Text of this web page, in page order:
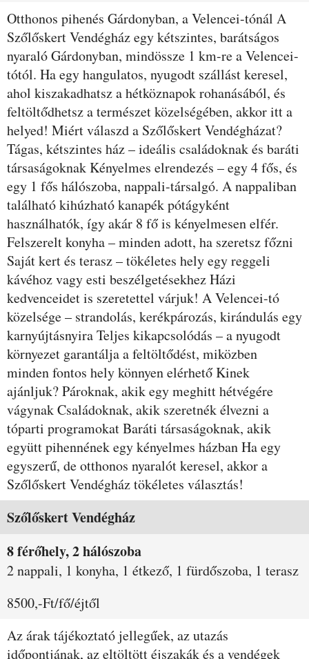
Leírás
Otthonos pihenés Gárdonyban, a Velencei-tónál A
Szőlőskert Vendégház egy kétszintes, barátságos
nyaraló Gárdonyban, mindössze 1 km-re a Velencei-
tótól. Ha egy hangulatos, nyugodt szállást keresel,
ahol kiszakadhatsz a hétköznapok rohanásából, és
feltöltődhetsz a természet közelségében, akkor itt a
helyed! Miért válaszd a Szőlőskert Vendégházat?
Tágas, kétszintes ház – ideális családoknak és baráti
társaságoknak Kényelmes elrendezés – egy 4 fős, és
egy 1 fős hálószoba, nappali-társalgó. A nappaliban
található kihúzható kanapék pótágyként
használhatók, így akár 8 fő is kényelmesen elfér.
Felszerelt konyha – minden adott, ha szeretsz főzni
Saját kert és terasz – tökéletes hely egy reggeli
kávéhoz vagy esti beszélgetésekhez Házi
kedvenceidet is szeretettel várjuk! A Velencei-tó
közelsége – strandolás, kerékpározás, kirándulás egy
karnyújtásnyira Teljes kikapcsolódás – a nyugodt
környezet garantálja a feltöltődést, miközben
minden fontos hely könnyen elérhető Kinek
ajánljuk? Pároknak, akik egy meghitt hétvégére
vágynak Családoknak, akik szeretnék élvezni a
tóparti programokat Baráti társaságoknak, akik
együtt pihennének egy kényelmes házban Ha egy
egyszerű, de otthonos nyaralót keresel, akkor a
Szőlőskert Vendégház tökéletes választás!
Szobák és árak
Szőlőskert Vendégház
8 férőhely, 2 hálószoba
2 nappali, 1 konyha, 1 étkező, 1 fürdőszoba, 1 terasz
8500,-Ft/fő/éjtől
Az árak tájékoztató jellegűek, az utazás
időpontjának, az eltöltött éjszakák és a vendégek